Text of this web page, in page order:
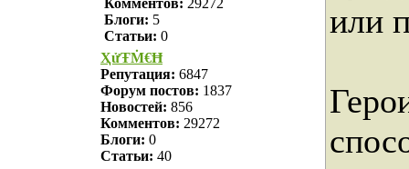
Комментов: 29272
Блоги: 5
Статьи: 0
ҲửŦṀ€Ħ
Репутация: 6847
Форум постов: 1837
Новостей: 856
Комментов: 29272
Блоги: 0
Статьи: 40
или